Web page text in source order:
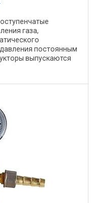
газа,
постоянным
выпускаются